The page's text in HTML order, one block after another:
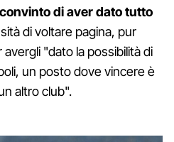
di aver dato tutto
di voltare pagina, pur
"dato la possibilità di
un posto dove vincere è
altro club".